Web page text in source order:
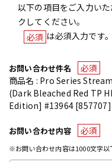
以下の項目をご入力い
クしてください。
必須 は必須入力です。
お問い合わせ件名
必須
商品名 : Pro Series
(Dark Bleached Red TP
Edition] #13964 [857707]
お問い合わせ内容 必須
※お問い合わせ内容は1000文字以